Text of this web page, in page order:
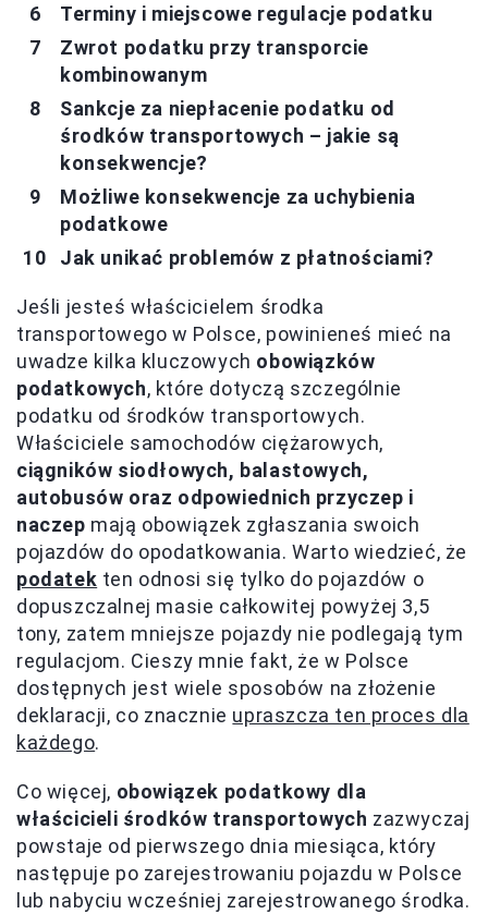
Terminy i miejscowe regulacje podatku
Zwrot podatku przy transporcie
kombinowanym
Sankcje za niepłacenie podatku od
środków transportowych – jakie są
konsekwencje?
Możliwe konsekwencje za uchybienia
podatkowe
Jak unikać problemów z płatnościami?
Jeśli jesteś właścicielem środka
transportowego w Polsce, powinieneś mieć na
uwadze kilka kluczowych obowiązków
podatkowych, które dotyczą szczególnie
podatku od środków transportowych.
Właściciele samochodów ciężarowych,
ciągników siodłowych, balastowych,
autobusów oraz odpowiednich przyczep i
naczep mają obowiązek zgłaszania swoich
pojazdów do opodatkowania. Warto wiedzieć, że
podatek ten odnosi się tylko do pojazdów o
dopuszczalnej masie całkowitej powyżej 3,5
tony, zatem mniejsze pojazdy nie podlegają tym
regulacjom. Cieszy mnie fakt, że w Polsce
dostępnych jest wiele sposobów na złożenie
deklaracji, co znacznie upraszcza ten proces dla
każdego.
Co więcej, obowiązek podatkowy dla
właścicieli środków transportowych zazwyczaj
powstaje od pierwszego dnia miesiąca, który
następuje po zarejestrowaniu pojazdu w Polsce
lub nabyciu wcześniej zarejestrowanego środka.